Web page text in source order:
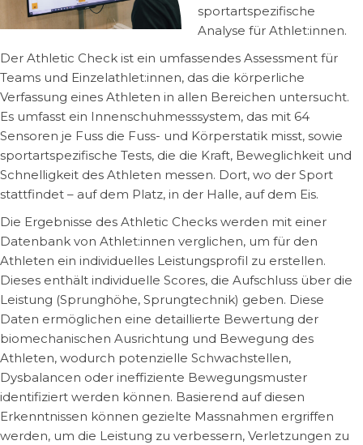
sportartspezifische
Analyse für Athlet:innen.
Der Athletic Check ist ein umfassendes Assessment für
Teams und Einzelathlet:innen, das die körperliche
Verfassung eines Athleten in allen Bereichen untersucht.
Es umfasst ein Innenschuhmesssystem, das mit 64
Sensoren je Fuss die Fuss- und Körperstatik misst, sowie
sportartspezifische Tests, die die Kraft, Beweglichkeit und
Schnelligkeit des Athleten messen. Dort, wo der Sport
stattfindet – auf dem Platz, in der Halle, auf dem Eis.
Die Ergebnisse des Athletic Checks werden mit einer
Datenbank von Athlet:innen verglichen, um für den
Athleten ein individuelles Leistungsprofil zu erstellen.
Dieses enthält individuelle Scores, die Aufschluss über die
Leistung (Sprunghöhe, Sprungtechnik) geben. Diese
Daten ermöglichen eine detaillierte Bewertung der
biomechanischen Ausrichtung und Bewegung des
Athleten, wodurch potenzielle Schwachstellen,
Dysbalancen oder ineffiziente Bewegungsmuster
identifiziert werden können. Basierend auf diesen
Erkenntnissen können gezielte Massnahmen ergriffen
werden, um die Leistung zu verbessern, Verletzungen zu